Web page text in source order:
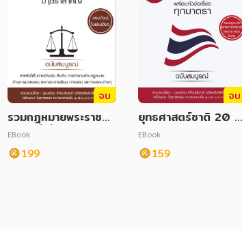
จบ
รวมกฎหมายพระราชบั
ญญัติที่เกี่ยวกับกฎหมา
ยปกครอง พร้อมหัวข้อ
เรื่องมาตราสำคัญ ฉบับ
EBook
199
จบ
ยุทธศาสตร์ชาติ 20 ปี
(พ.ศ. 2561-2580) พ
ร้อมหัวข้อเรื่องทุกมาต
รา ฉบับสมบูรณ์
EBook
159